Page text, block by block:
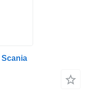
Scania